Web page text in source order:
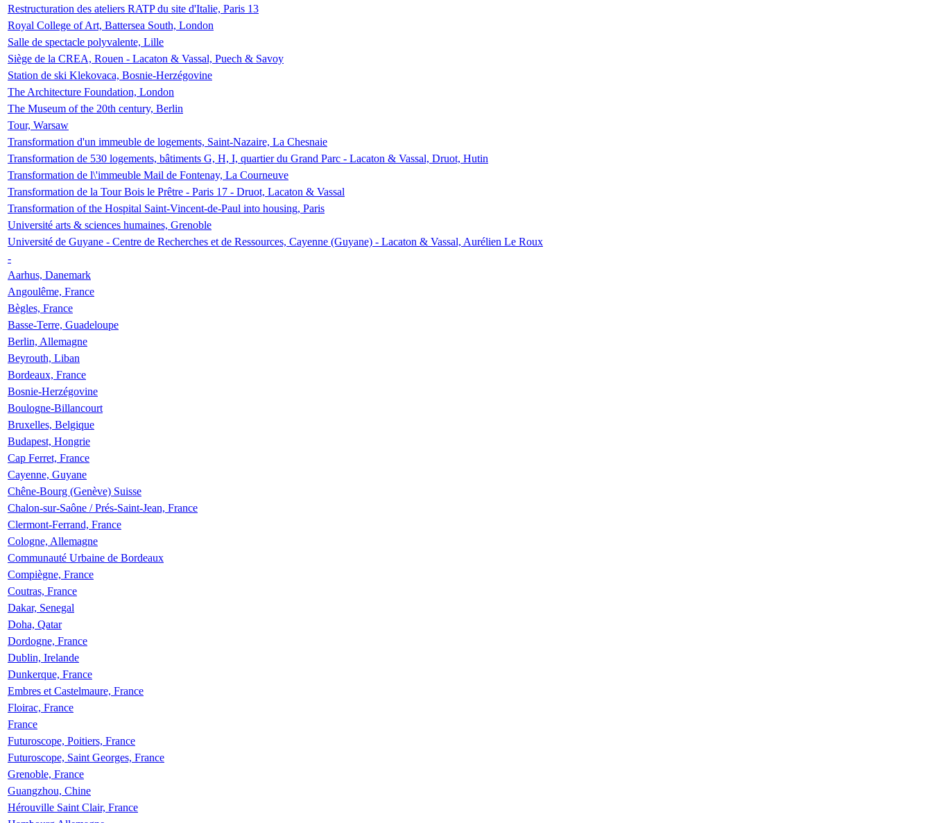
Restructuration des ateliers RATP du site d'Italie, Paris 13
Royal College of Art, Battersea South, London
Salle de spectacle polyvalente, Lille
Siège de la CREA, Rouen - Lacaton & Vassal, Puech & Savoy
Station de ski Klekovaca, Bosnie-Herzégovine
The Architecture Foundation, London
The Museum of the 20th century, Berlin
Tour, Warsaw
Transformation d'un immeuble de logements, Saint-Nazaire, La Chesnaie
Transformation de 530 logements, bâtiments G, H, I, quartier du Grand Parc - Lacaton & Vassal, Druot, Hutin
Transformation de l\'immeuble Mail de Fontenay, La Courneuve
Transformation de la Tour Bois le Prêtre - Paris 17 - Druot, Lacaton & Vassal
Transformation of the Hospital Saint-Vincent-de-Paul into housing, Paris
Université arts & sciences humaines, Grenoble
Université de Guyane - Centre de Recherches et de Ressources, Cayenne (Guyane) - Lacaton & Vassal, Aurélien Le Roux
-
Aarhus, Danemark
Angoulême, France
Bègles, France
Basse-Terre, Guadeloupe
Berlin, Allemagne
Beyrouth, Liban
Bordeaux, France
Bosnie-Herzégovine
Boulogne-Billancourt
Bruxelles, Belgique
Budapest, Hongrie
Cap Ferret, France
Cayenne, Guyane
Chêne-Bourg (Genève) Suisse
Chalon-sur-Saône / Prés-Saint-Jean, France
Clermont-Ferrand, France
Cologne, Allemagne
Communauté Urbaine de Bordeaux
Compiègne, France
Coutras, France
Dakar, Senegal
Doha, Qatar
Dordogne, France
Dublin, Irelande
Dunkerque, France
Embres et Castelmaure, France
Floirac, France
France
Futuroscope, Poitiers, France
Futuroscope, Saint Georges, France
Grenoble, France
Guangzhou, Chine
Hérouville Saint Clair, France